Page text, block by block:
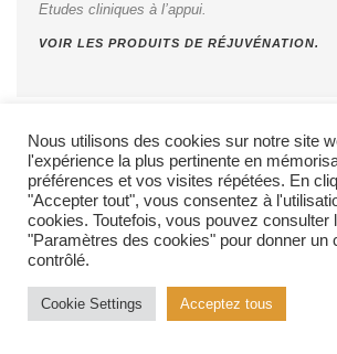
Etudes cliniques à l’appui.
VOIR LES PRODUITS DE RÉJUVÉNATION.
Nous utilisons des cookies sur notre site
l'expérience la plus pertinente en
préférences et vos visites répétées. En
"Accepter tout", vous consentez à
cookies. Toutefois, vous pouvez consulter
"Paramètres des cookies" pour donner un
contrôlé.
Cookie Settings Acceptez tous